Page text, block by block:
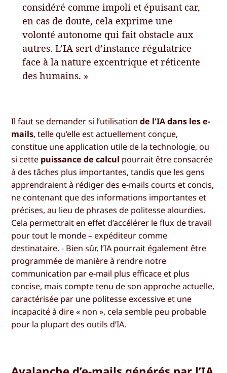
considéré comme impoli et épuisant car,
en cas de doute, cela exprime une
volonté autonome qui fait obstacle aux
autres. L’IA sert d’instance régulatrice
face à la nature excentrique et réticente
des humains. »
Il faut se demander si l’utilisationde l’IA dans les e-
mails, telle qu’elle est actuellement conçue,
constitue une application utile de la technologie, ou
si cette puissance de calcul pourrait être consacrée
à des tâches plus importantes, tandis que les gens
apprendraient à rédiger des e-mails courts et concis,
ne contenant que des informations importantes et
précises, au lieu de phrases de politesse alourdies.
Cela permettrait en effet d’accélérer le flux de travail
pour tout le monde – expéditeur comme
destinataire. - Bien sûr, l’IA pourrait également être
programmée de manière à rendre notre
communication par e-mail plus efficace et plus
concise, mais compte tenu de son approche actuelle,
caractérisée par une politesse excessive et une
incapacité à dire « non », cela semble peu probable
pour la plupart des outils d’IA.